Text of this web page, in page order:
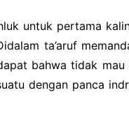
untuk pertama
ta’aruf
bahwa tidak
dengan panca